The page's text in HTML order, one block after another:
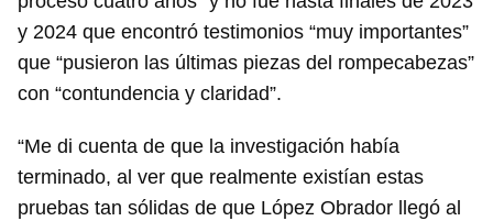
iniciar sesión con tu cuenta de 14ymedio.
INICIAR SESIÓN CANCELAR
y 2024 que encontró testimonios “muy importantes”
que “pusieron las últimas piezas del rompecabezas”
con “contundencia y claridad”.
“Me di cuenta de que la investigación había
terminado, al ver que realmente existían estas
pruebas tan sólidas de que López Obrador llegó al